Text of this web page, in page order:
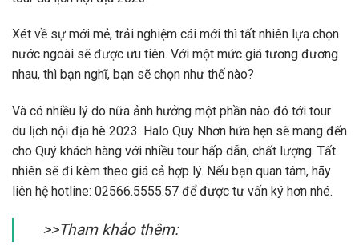
Xét về sự mới mẻ, trải nghiệm cái mới thì tất nhiên lựa chọn
nước ngoài sẽ được ưu tiên. Với một mức giá tương đương
nhau, thì bạn nghĩ, bạn sẽ chọn như thế nào?
Và có nhiều lý do nữa ảnh hưởng một phần nào đó tới tour
du lịch nội địa hè 2023. Halo Quy Nhơn hứa hẹn sẽ mang đến
cho Quý khách hàng với nhiều tour hấp dẫn, chất lượng. Tất
nhiên sẽ đi kèm theo giá cả hợp lý. Nếu bạn quan tâm, hãy
liên hệ hotline: 02566.5555.57 để được tư vấn ký hơn nhé.
>>Tham khảo thêm: